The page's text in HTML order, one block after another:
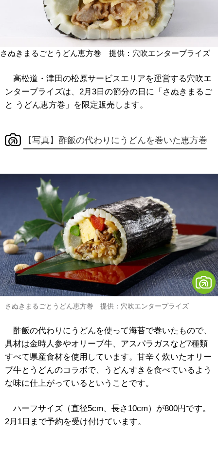
さぬきまるごとうどん恵方巻 提供：穴吹エンタープライズ
高松道・津田の松原サービスエリアを運営する穴吹エ
ンタープライズは、2月3日の節分の日に「さぬきまるご
と うどん恵方巻」を限定販売します。
【写真】酢飯の代わりにうどんを巻いた恵方巻
さぬきまるごとうどん恵方巻 提供：穴吹エンタープライズ
酢飯の代わりにうどんを使って海苔で巻いたもので、
具材は金時人参やオリーブ牛、アスパラガスなど7種類
すべて県産食材を使用しています。甘辛く炊いたオリー
ブ牛とうどんのコラボで、うどんすきを食べているよう
な味に仕上がっているということです。
ハーフサイズ（直径5cm、長さ10cm）が800円です。
2月1日まで予約を受け付けています。